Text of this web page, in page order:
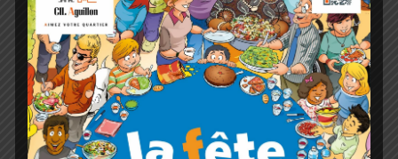
quotidien Var Matin.
A l’occasion d’une Assemblée Générale, les
responsables des pouvoirs publics et les élus
présents apportent des précisions directement
aux adhérents, en fonction de leur délégation.